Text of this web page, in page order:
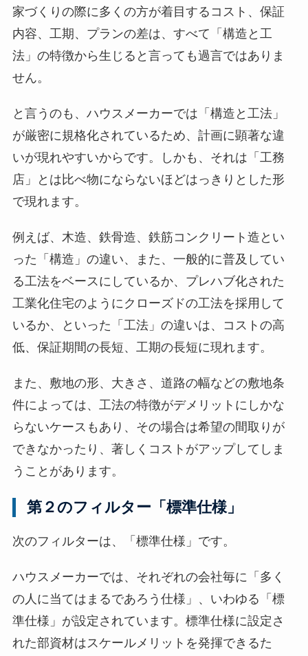
家づくりの際に多くの方が着目するコスト、保証
内容、工期、プランの差は、すべて「構造と工
法」の特徴から生じると言っても過言ではありま
せん。
と言うのも、ハウスメーカーでは「構造と工法」
が厳密に規格化されているため、計画に顕著な違
いが現れやすいからです。しかも、それは「工務
店」とは比べ物にならないほどはっきりとした形
で現れます。
例えば、木造、鉄骨造、鉄筋コンクリート造とい
った「構造」の違い、また、一般的に普及してい
る工法をベースにしているか、プレハブ化された
工業化住宅のようにクローズドの工法を採用して
いるか、といった「工法」の違いは、コストの高
低、保証期間の長短、工期の長短に現れます。
また、敷地の形、大きさ、道路の幅などの敷地条
件によっては、工法の特徴がデメリットにしかな
らないケースもあり、その場合は希望の間取りが
できなかったり、著しくコストがアップしてしま
うことがあります。
第２のフィルター「標準仕様」
次のフィルターは、「標準仕様」です。
ハウスメーカーでは、それぞれの会社毎に「多く
の人に当てはまるであろう仕様」、いわゆる「標
準仕様」が設定されています。標準仕様に設定さ
れた部資材はスケールメリットを発揮できるた